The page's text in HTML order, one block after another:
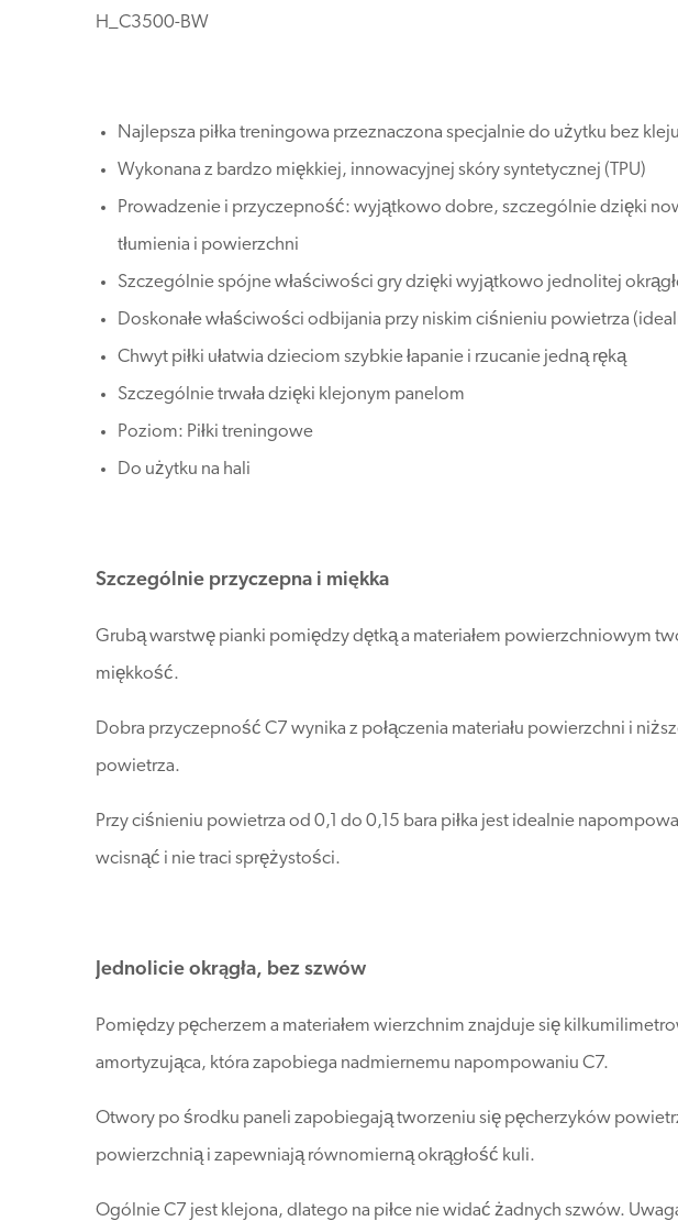
H_C3500-BW
Najlepsza piłka treningowa przeznaczona specjalnie do użytku bez kleju
Wykonana z bardzo miękkiej, innowacyjnej skóry syntetycznej (TPU)
Prowadzenie i przyczepność: wyjątkowo dobre, szczególnie dzięki
tłumienia i powierzchni
Szczególnie spójne właściwości gry dzięki wyjątkowo jednolitej
Doskonałe właściwości odbijania przy niskim ciśnieniu powietrza
Chwyt piłki ułatwia dzieciom szybkie łapanie i rzucanie jedną ręką
Szczególnie trwała dzięki klejonym panelom
Poziom: Piłki treningowe
Do użytku na hali
Szczególnie przyczepna i miękka
Grubą warstwę pianki pomiędzy dętką a materiałem powierzchniowym
miękkość.
Dobra przyczepność C7 wynika z połączenia materiału powierzchni i
powietrza.
Przy ciśnieniu powietrza od 0,1 do 0,15 bara piłka jest idealnie
wcisnąć i nie traci sprężystości.
Jednolicie okrągła, bez szwów
Pomiędzy pęcherzem a materiałem wierzchnim znajduje się
amortyzująca, która zapobiega nadmiernemu napompowaniu C7.
Otwory po środku paneli zapobiegają tworzeniu się pęcherzyków
powierzchnią i zapewniają równomierną okrągłość kuli.
Ogólnie C7 jest klejona, dlatego na piłce nie widać żadnych szwów.